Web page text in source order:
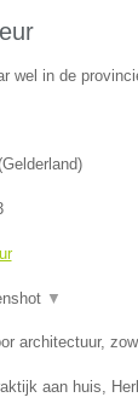
wel in de
Gelderland)
▼
architectuur,
aan huis,